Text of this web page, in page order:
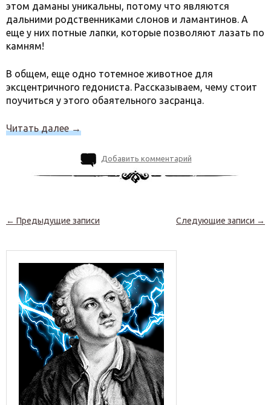
этом даманы уникальны, потому что являются
дальними родственниками слонов и ламантинов. А
еще у них потные лапки, которые позволяют лазать по
камням!
В общем, еще одно тотемное животное для
эксцентричного гедониста. Рассказываем, чему стоит
поучиться у этого обаятельного засранца.
Читать далее→
Добавить комментарий
Навигация по записям
← Предыдущие записи Следующие записи →